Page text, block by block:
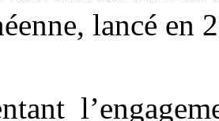
lancé en